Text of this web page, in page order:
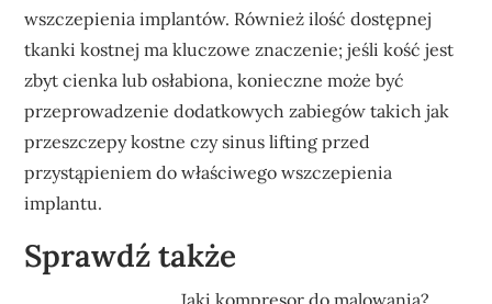
wszczepienia implantów. Również ilość dostępnej
tkanki kostnej ma kluczowe znaczenie; jeśli kość jest
zbyt cienka lub osłabiona, konieczne może być
przeprowadzenie dodatkowych zabiegów takich jak
przeszczepy kostne czy sinus lifting przed
przystąpieniem do właściwego wszczepienia
implantu.
Sprawdź także
Jaki kompresor do malowania?